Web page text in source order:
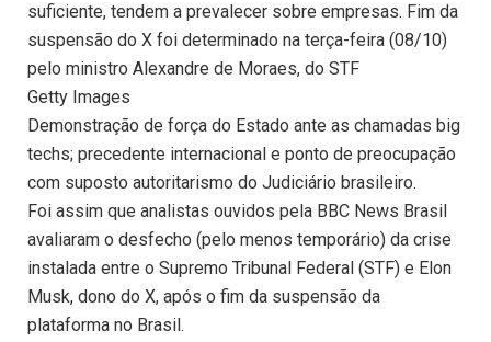
suficiente, tendem a prevalecer sobre empresas. Fim da
suspensão do X foi determinado na terça-feira (08/10)
pelo ministro Alexandre de Moraes, do STF
Getty Images
Demonstração de força do Estado ante as chamadas big
techs; precedente internacional e ponto de preocupação
com suposto autoritarismo do Judiciário brasileiro.
Foi assim que analistas ouvidos pela BBC News Brasil
avaliaram o desfecho (pelo menos temporário) da crise
instalada entre o Supremo Tribunal Federal (STF) e Elon
Musk, dono do X, após o fim da suspensão da
plataforma no Brasil.